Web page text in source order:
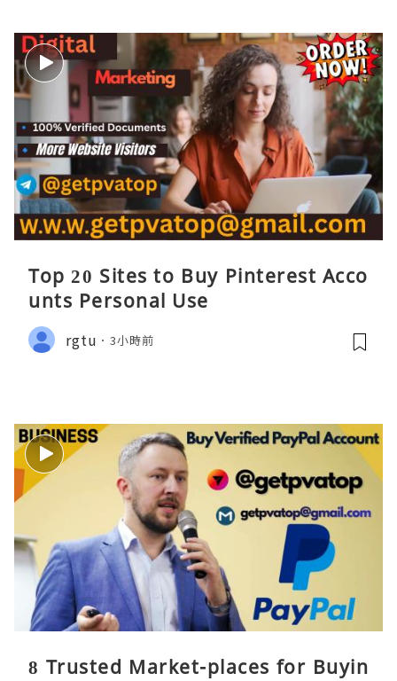
Top 20 Sites to Buy Pinterest Acco
unts Personal Use
rgtu 3小時前
8 Trusted Market-places for Buyin